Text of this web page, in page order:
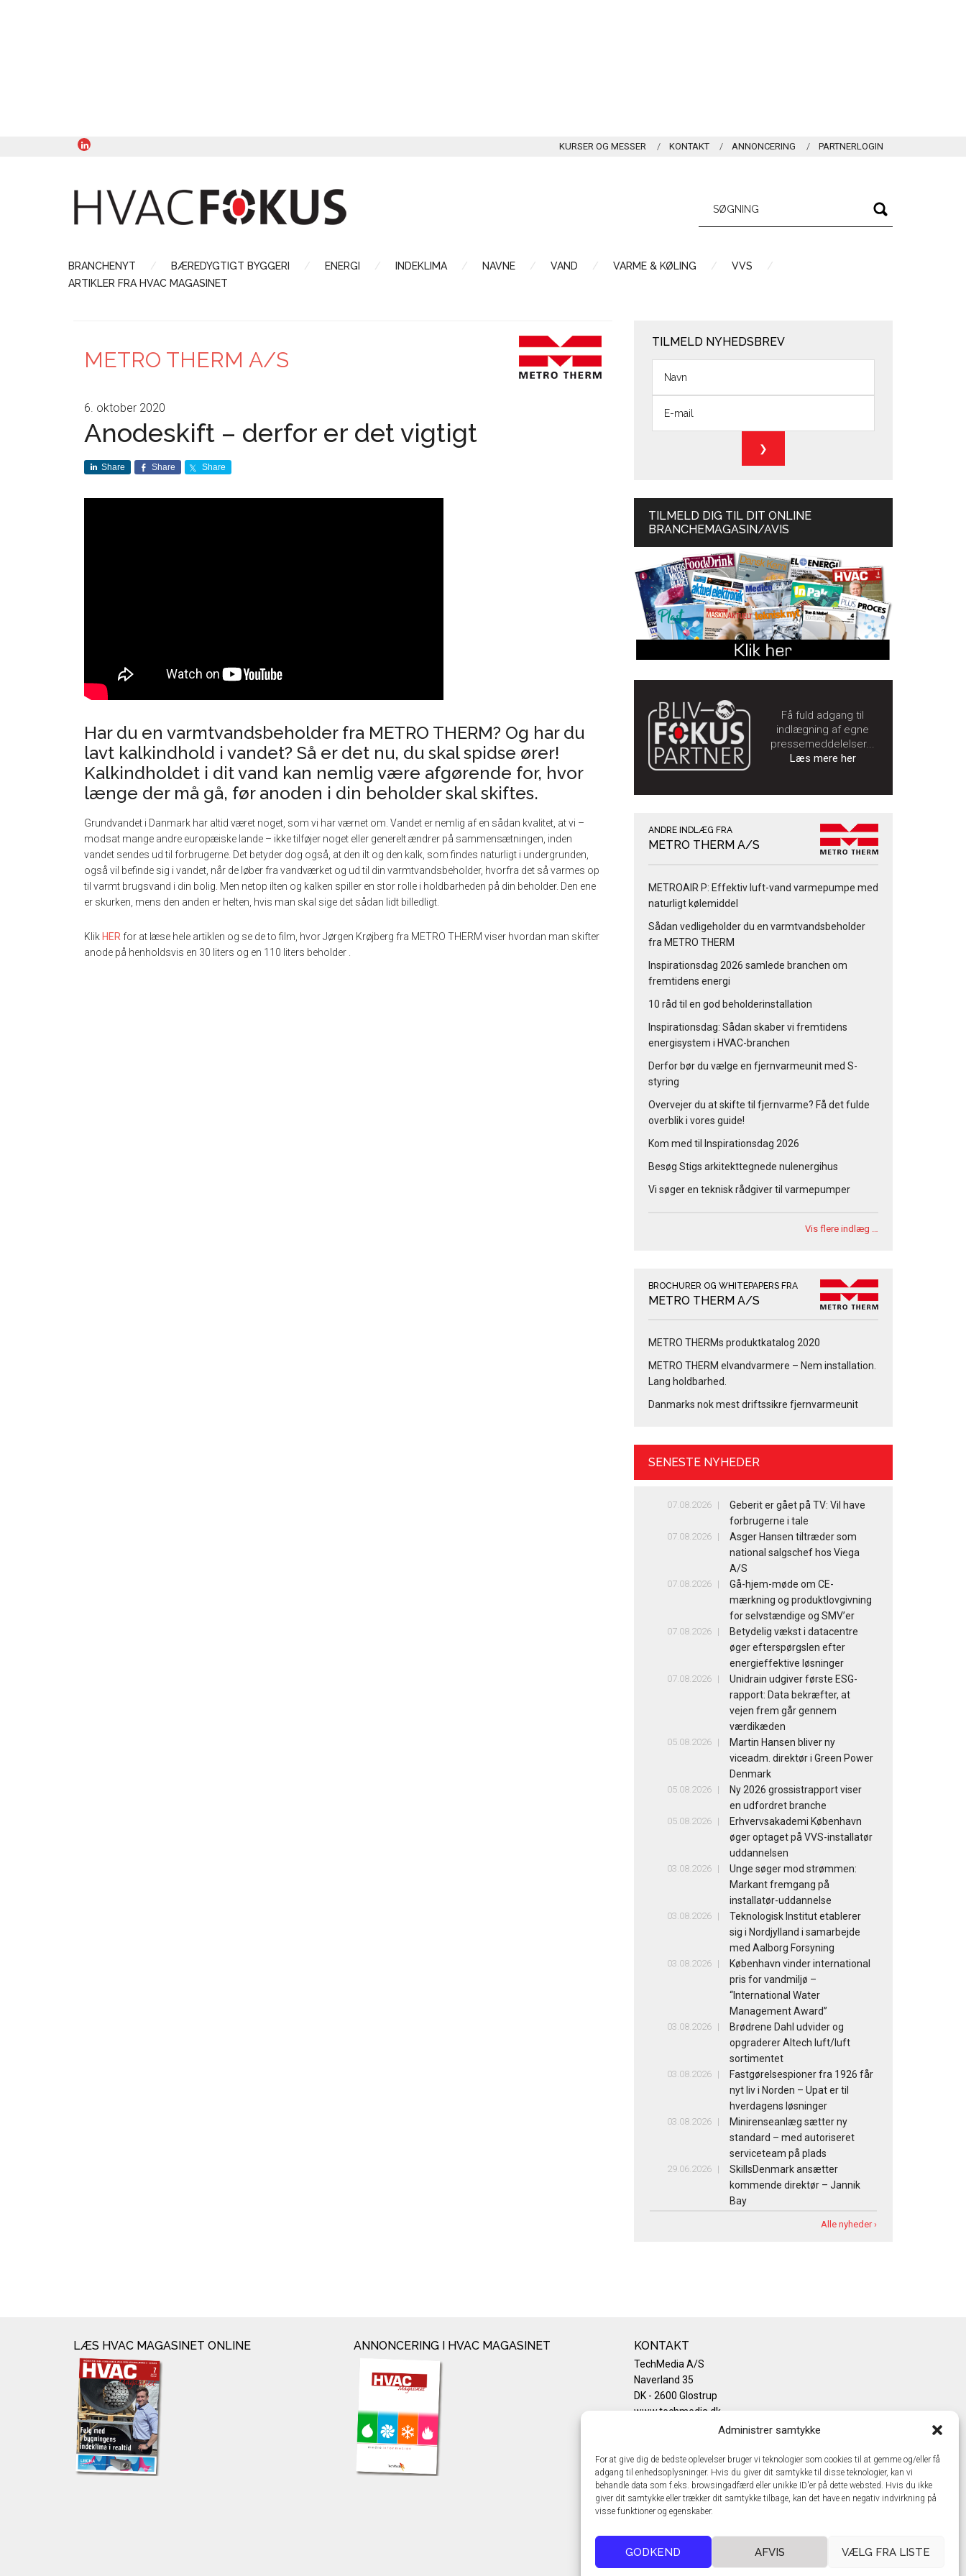
Administrer samtykke
For at give dig de bedste oplevelser bruger vi teknologier som cookies til at gemme og/eller få
adgang til enhedsoplysninger. Hvis du giver dit samtykke til disse teknologier, kan vi
behandle data som f.eks. browsingadfærd eller unikke ID'er på dette websted. Hvis du ikke
giver dit samtykke eller trækker dit samtykke tilbage, kan det have en negativ indvirkning på
visse funktioner og egenskaber.
GODKEND AFVIS VÆLG FRA LISTE
KURSER OG MESSER KONTAKT ANNONCERING PARTNERLOGIN
BRANCHENYT BÆREDYGTIGT BYGGERI ENERGI INDEKLIMA NAVNE VAND VARME & KØLING
VVS
ARTIKLER FRA HVAC MAGASINET
METRO THERM A/S
6. oktober 2020
Anodeskift – derfor er det vigtigt
Share Share Share
Har du en varmtvandsbeholder fra METRO THERM? Og har du
lavt kalkindhold i vandet? Så er det nu, du skal spidse ører!
Kalkindholdet i dit vand kan nemlig være afgørende for, hvor
længe der må gå, før anoden i din beholder skal skiftes.
Grundvandet i Danmark har altid været noget, som vi har værnet om. Vandet er nemlig af en sådan kvalitet, at vi –
modsat mange andre europæiske lande – ikke tilføjer noget eller generelt ændrer på sammensætningen, inden
vandet sendes ud til forbrugerne. Det betyder dog også, at den ilt og den kalk, som findes naturligt i undergrunden,
også vil befinde sig i vandet, når de løber fra vandværket og ud til din varmtvandsbeholder, hvorfra det så varmes op
til varmt brugsvand i din bolig. Men netop ilten og kalken spiller en stor rolle i holdbarheden på din beholder. Den ene
er skurken, mens den anden er helten, hvis man skal sige det sådan lidt billedligt.
Klik HER for at læse hele artiklen og se de to film, hvor Jørgen Krøjberg fra METRO THERM viser hvordan man skifter
anode på henholdsvis en 30 liters og en 110 liters beholder .
TILMELD NYHEDSBREV
TILMELD DIG TIL DIT ONLINE
BRANCHEMAGASIN/AVIS
Få fuld adgang til
indlægning af egne
pressemeddelelser...
Læs mere her
ANDRE INDLÆG FRA
METRO THERM A/S
METROAIR P: Effektiv luft-vand varmepumpe med
naturligt kølemiddel
Sådan vedligeholder du en varmtvandsbeholder
fra METRO THERM
Inspirationsdag 2026 samlede branchen om
fremtidens energi
10 råd til en god beholderinstallation
Inspirationsdag: Sådan skaber vi fremtidens
energisystem i HVAC-branchen
Derfor bør du vælge en fjernvarmeunit med S-
styring
Overvejer du at skifte til fjernvarme? Få det fulde
overblik i vores guide!
Kom med til Inspirationsdag 2026
Besøg Stigs arkitekttegnede nulenergihus
Vi søger en teknisk rådgiver til varmepumper
Vis flere indlæg …
BROCHURER OG WHITEPAPERS FRA
METRO THERM A/S
METRO THERMs produktkatalog 2020
METRO THERM elvandvarmere – Nem installation.
Lang holdbarhed.
Danmarks nok mest driftssikre fjernvarmeunit
SENESTE NYHEDER
07.08.2026
Geberit er gået på TV: Vil have
forbrugerne i tale
07.08.2026
Asger Hansen tiltræder som
national salgschef hos Viega
A/S
07.08.2026
Gå-hjem-møde om CE-
mærkning og produktlovgivning
for selvstændige og SMV’er
07.08.2026
Betydelig vækst i datacentre
øger efterspørgslen efter
energieffektive løsninger
07.08.2026
Unidrain udgiver første ESG-
rapport: Data bekræfter, at
vejen frem går gennem
værdikæden
05.08.2026
Martin Hansen bliver ny
viceadm. direktør i Green Power
Denmark
05.08.2026
Ny 2026 grossistrapport viser
en udfordret branche
05.08.2026
Erhvervsakademi København
øger optaget på VVS-installatør
uddannelsen
03.08.2026
Unge søger mod strømmen:
Markant fremgang på
installatør-uddannelse
03.08.2026
Teknologisk Institut etablerer
sig i Nordjylland i samarbejde
med Aalborg Forsyning
03.08.2026
København vinder international
pris for vandmiljø –
“International Water
Management Award”
03.08.2026
Brødrene Dahl udvider og
opgraderer Altech luft/luft
sortimentet
03.08.2026
Fastgørelsespioner fra 1926 får
nyt liv i Norden – Upat er til
hverdagens løsninger
03.08.2026
Minirenseanlæg sætter ny
standard – med autoriseret
serviceteam på plads
29.06.2026
SkillsDenmark ansætter
kommende direktør – Jannik
Bay
Alle nyheder ›
LÆS HVAC MAGASINET ONLINE ANNONCERING I HVAC MAGASINET KONTAKT
TechMedia A/S
Naverland 35
DK - 2600 Glostrup
www.techmedia.dk
Telefon: +45 43 24 26 28
Privatlivspolitik
Cookiepolitik